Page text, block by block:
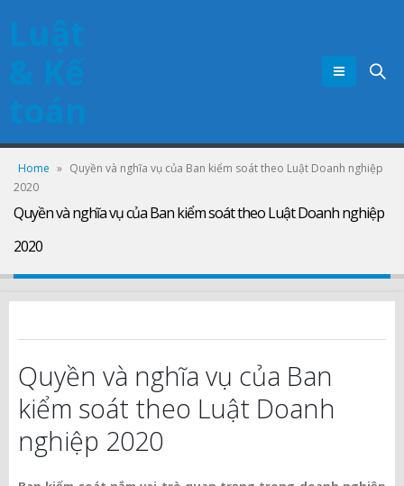
Luật
& Kế
toán
Home » Quyền và nghĩa vụ của Ban kiểm soát theo Luật Doanh nghiệp
2020
Quyền và nghĩa vụ của Ban kiểm soát theo Luật Doanh nghiệp
2020
Quyền và nghĩa vụ của Ban
kiểm soát theo Luật Doanh
nghiệp 2020